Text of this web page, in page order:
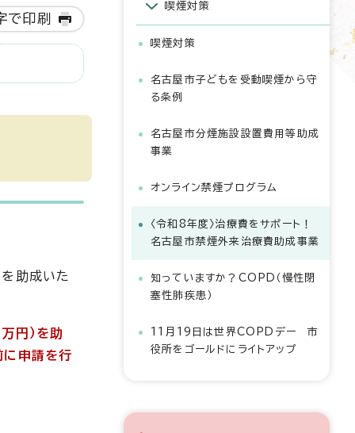
で印刷
を助成いた
円）を助
に申請を行
喫煙対策
喫煙対策
名古屋市子どもを受動喫煙から守
る条例
名古屋市分煙施設設置費用等助成
事業
オンライン禁煙プログラム
〈令和8年度〉治療費をサポート！
名古屋市禁煙外来治療費助成事業
知っていますか？COPD（慢性閉
塞性肺疾患）
11月19日は世界COPDデー 市
役所をゴールドにライトアップ